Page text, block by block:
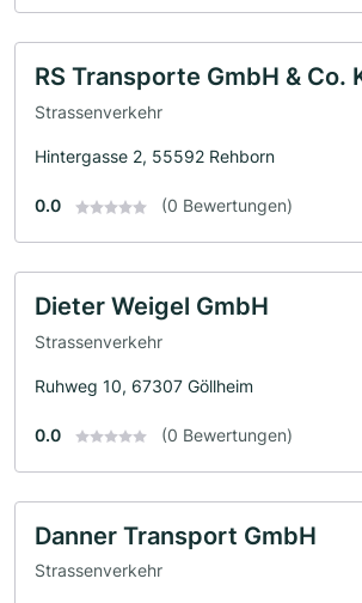
RS Transporte GmbH & Co.
Strassenverkehr
Hintergasse 2, 55592 Rehborn
0.0 (0 Bewertungen)
Dieter Weigel GmbH
Strassenverkehr
Ruhweg 10, 67307 Göllheim
0.0 (0 Bewertungen)
Danner Transport GmbH
Strassenverkehr